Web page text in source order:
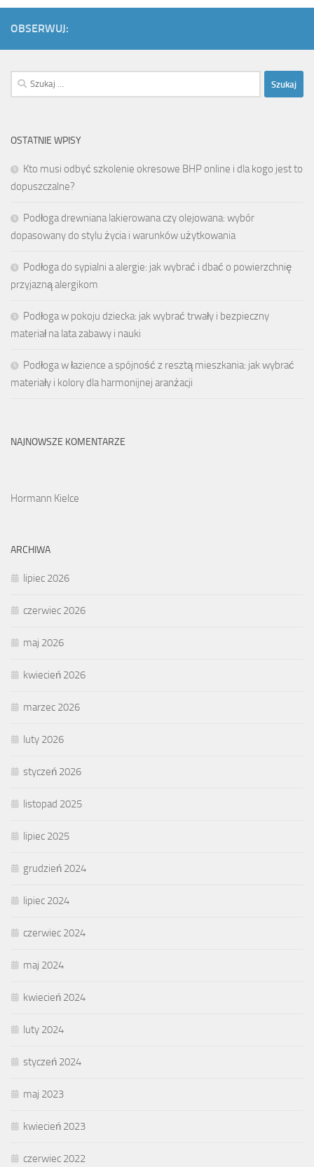
OBSERWUJ:
Szukaj:
OSTATNIE WPISY
Kto musi odbyć szkolenie okresowe BHP online i dla kogo jest to
dopuszczalne?
Podłoga drewniana lakierowana czy olejowana: wybór
dopasowany do stylu życia i warunków użytkowania
Podłoga do sypialni a alergie: jak wybrać i dbać o powierzchnię
przyjazną alergikom
Podłoga w pokoju dziecka: jak wybrać trwały i bezpieczny
materiał na lata zabawy i nauki
Podłoga w łazience a spójność z resztą mieszkania: jak wybrać
materiały i kolory dla harmonijnej aranżacji
NAJNOWSZE KOMENTARZE
Hormann Kielce
ARCHIWA
lipiec 2026
czerwiec 2026
maj 2026
kwiecień 2026
marzec 2026
luty 2026
styczeń 2026
listopad 2025
lipiec 2025
grudzień 2024
lipiec 2024
czerwiec 2024
maj 2024
kwiecień 2024
luty 2024
styczeń 2024
maj 2023
kwiecień 2023
czerwiec 2022